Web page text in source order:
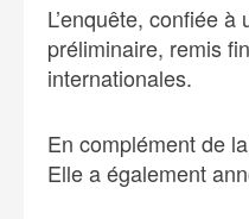
L’enquête, confiée
préliminaire, remis
internationales.
En complément de
Elle a également